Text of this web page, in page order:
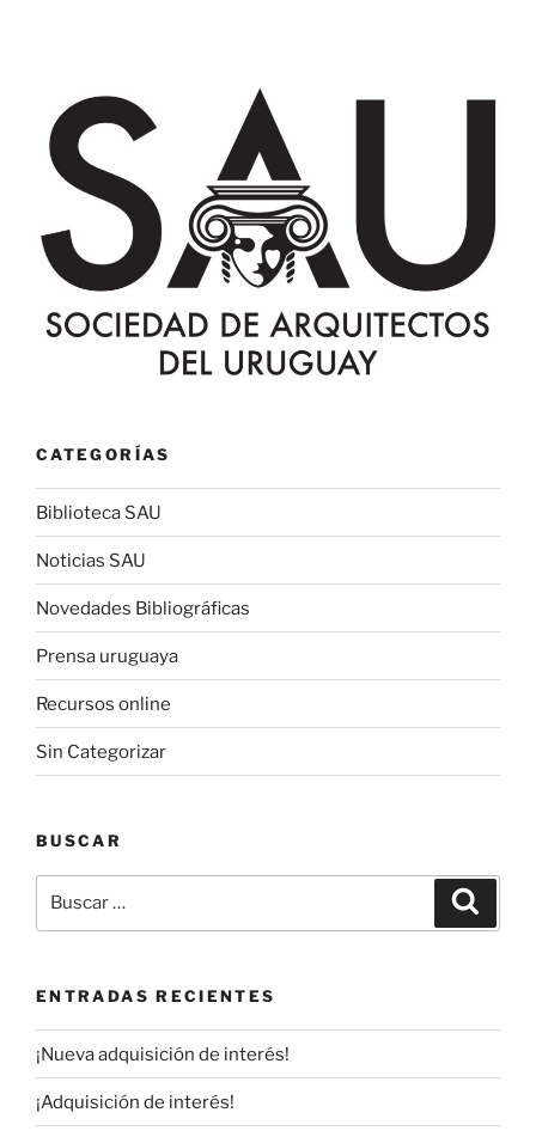
CATEGORÍAS
Biblioteca SAU
Noticias SAU
Novedades Bibliográficas
Prensa uruguaya
Recursos online
Sin Categorizar
BUSCAR
por:
ENTRADAS RECIENTES
¡Nueva adquisición de interés!
¡Adquisición de interés!